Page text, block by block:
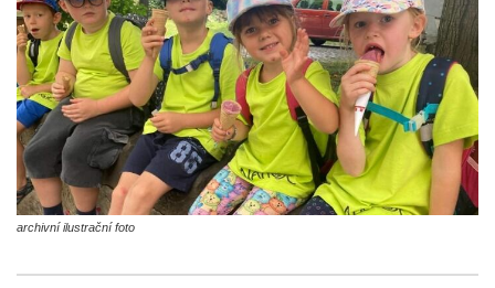
archivní ilustrační foto